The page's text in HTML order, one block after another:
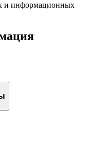
и информационных